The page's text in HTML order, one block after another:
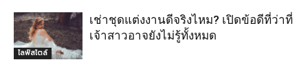
ไลฟ์สไตล์
เช่าชุดแต่งงานดีจริงไหม? เปิดข้อดีที่ว่าที่
เจ้าสาวอาจยังไม่รู้ทั้งหมด